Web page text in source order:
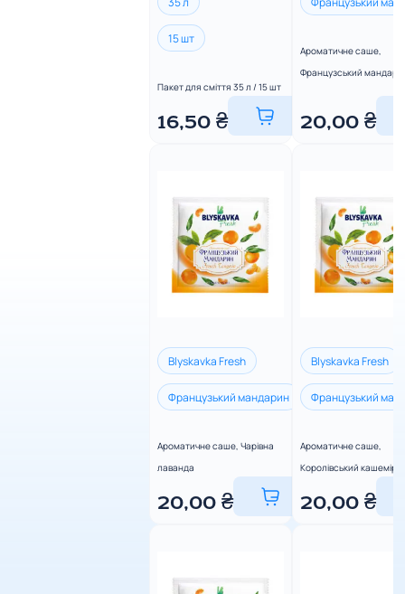
15 шт
Пакет для сміття 35 л / 15 шт
16,50₴
Ароматичне саше,
Французський
20,00 ₴
Blyskavka Fresh
Французький мандарин Королівський
Ароматичне саше, Чарівна
лаванда
20,00₴
Blyskavka Fresh
Французький
Ароматичне саше,
Королівський кашемір
20,00 ₴